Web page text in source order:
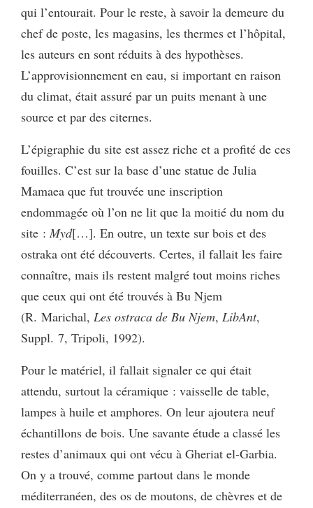
qui l’entourait. Pour le reste, à savoir la demeure du
chef de poste, les magasins, les thermes et l’hôpital,
les auteurs en sont réduits à des hypothèses.
L’approvisionnement en eau, si important en raison
du climat, était assuré par un puits menant à une
source et par des citernes.
L’épigraphie du site est assez riche et a profité de ces
fouilles. C’est sur la base d’une statue de Julia
Mamaea que fut trouvée une inscription
endommagée où l’on ne lit que la moitié du nom du
site : Myd[…]. En outre, un texte sur bois et des
ostraka ont été découverts. Certes, il fallait les faire
connaître, mais ils restent malgré tout moins riches
que ceux qui ont été trouvés à Bu Njem
(R. Marichal, Les ostraca de Bu Njem, LibAnt,
Suppl. 7, Tripoli, 1992).
Pour le matériel, il fallait signaler ce qui était
attendu, surtout la céramique : vaisselle de table,
lampes à huile et amphores. On leur ajoutera neuf
échantillons de bois. Une savante étude a classé les
restes d’animaux qui ont vécu à Gheriat el-Garbia.
On y a trouvé, comme partout dans le monde
méditerranéen, des os de moutons, de chèvres et de